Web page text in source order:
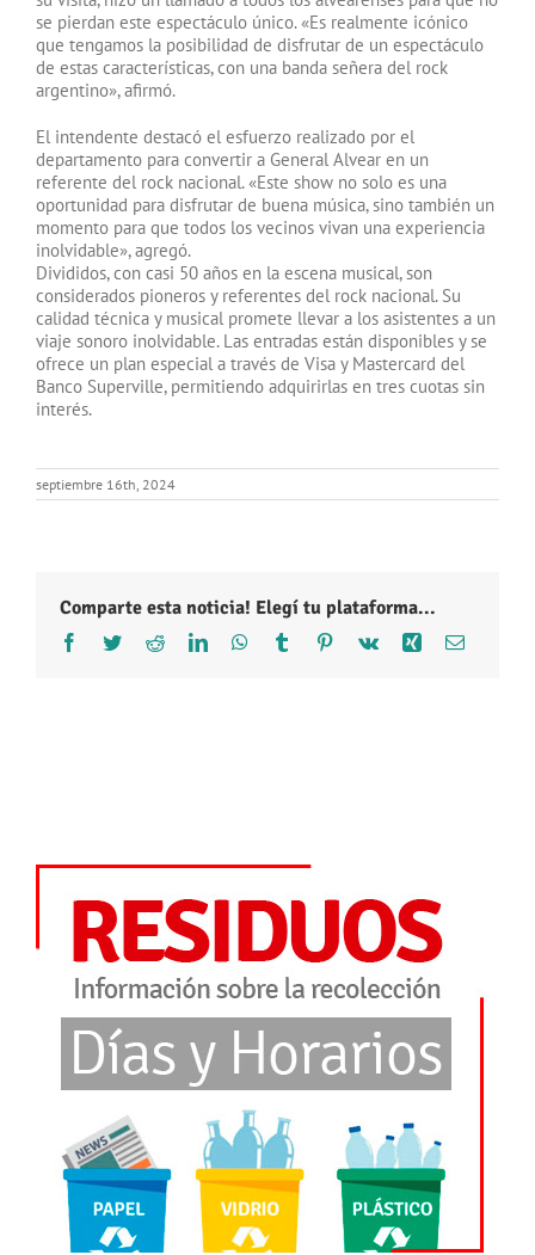
se pierdan este espectáculo único. «Es realmente icónico
que tengamos la posibilidad de disfrutar de un espectáculo
de estas características, con una banda señera del rock
argentino», afirmó.
El intendente destacó el esfuerzo realizado por el
departamento para convertir a General Alvear en un
referente del rock nacional. «Este show no solo es una
oportunidad para disfrutar de buena música, sino también un
momento para que todos los vecinos vivan una experiencia
inolvidable», agregó.
Divididos, con casi 50 años en la escena musical, son
considerados pioneros y referentes del rock nacional. Su
calidad técnica y musical promete llevar a los asistentes a un
viaje sonoro inolvidable. Las entradas están disponibles y se
ofrece un plan especial a través de Visa y Mastercard del
Banco Superville, permitiendo adquirirlas en tres cuotas sin
interés.
septiembre 16th, 2024
Comparte esta noticia! Elegí tu plataforma...
Facebook
TwitterRedditLinkedInWhatsApp
Tumblr Pinterest
Vk Xing Correo